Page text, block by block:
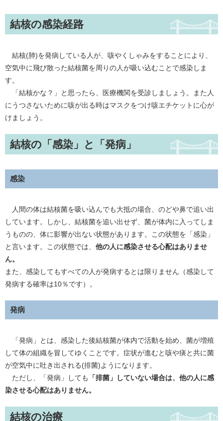
結核の感染経路
結核(肺)を発病している人が、咳やくしゃみをすることにより、
空気中に飛び散った結核菌を周りの人が吸い込むことで感染しま
す。
「結核かな？」と思ったら、医療機関を受診しましょう。また人
にうつさないために咳が出る時はマスクをつけ咳エチケットに心が
けましょう。
結核の「感染」と「発病」
感染
人間の体は結核菌を吸い込んでも大抵の場合、のどや鼻で追い出
しています。しかし、結核菌を追い出せず、菌が体内に入ってしま
うものの、体に影響が出ない状態があります。この状態を「感染」
と言います。この状態では、 他の人に感染させる心配はありませ
ん。
また、感染してもすべての人が発病するとは限りません（感染して
発病する確率は10％です）。
発病
「発病」とは、感染した後結核菌が体内で活動を始め、菌が増殖
して体の組織を冒してゆくことです。症状が進むと咳や痰と共に菌
が空気中に吐き出される(排菌)ようになります。
ただし、「発病」しても
「排菌」していない場合は、他の人に感
染させる心配はありません。
結核の治療